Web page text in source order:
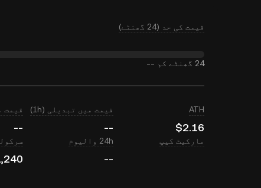
قیمت کی حد (24 گھنٹے)
24 گھنٹے کم --
ATH
$2.16
قیمت میں تبدیلی (1h)
--
قیمت
--
مارکیٹ کیپ 24h والیوم
--